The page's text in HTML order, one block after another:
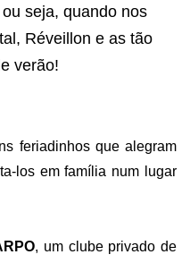
seja, quando nos
Réveillon e as tão
verão!
feriadinhos que alegram
los em família num lugar
, um clube privado de